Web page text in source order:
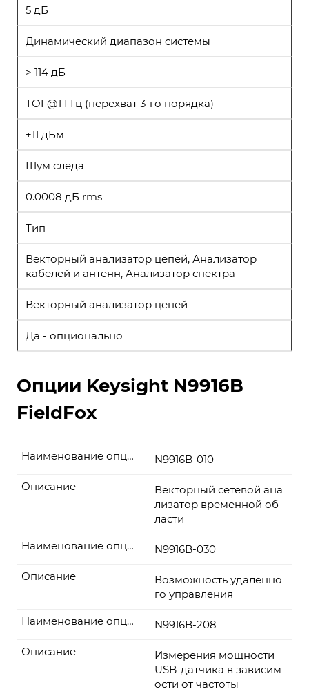
5 дБ
Динамический диапазон системы
> 114 дБ
TOI @1 ГГц (перехват 3-го порядка)
+11 дБм
Шум следа
0.0008 дБ rms
Тип
Векторный анализатор цепей, Анализатор
кабелей и антенн, Анализатор спектра
Векторный анализатор цепей
Да - опционально
Опции Keysight N9916B
FieldFox
N9916B-010
Наименование опции
Векторный сетевой ана
лизатор временной об
ласти
Описание
N9916B-030
Наименование опции
Возможность удаленно
го управления
Описание
N9916B-208
Наименование опции
Измерения мощности
USB-датчика в зависим
ости от частоты
Описание